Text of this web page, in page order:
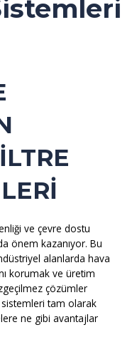
ve çevre dostu
önem kazanıyor. Bu
alanlarda hava
korumak ve üretim
çözümler
sistemleri tam olarak
ne gibi avantajlar